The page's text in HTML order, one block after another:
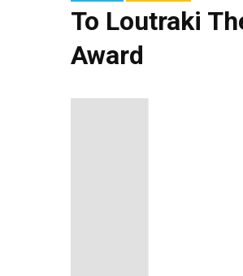
Το Loutraki
Award